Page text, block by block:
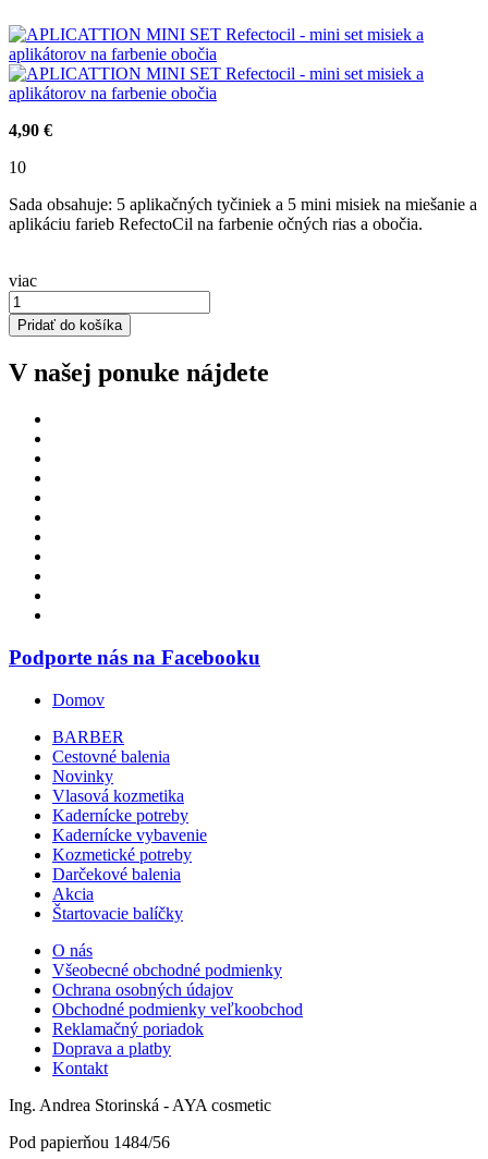
4,90 €
10
Sada obsahuje: 5 aplikačných tyčiniek a 5 mini misiek na miešanie a
aplikáciu farieb RefectoCil na farbenie očných rias a obočia.
viac
Pridať do košíka
V našej ponuke nájdete
Podporte nás na Facebooku
Domov
BARBER
Cestovné balenia
Novinky
Vlasová kozmetika
Kadernícke potreby
Kadernícke vybavenie
Kozmetické potreby
Darčekové balenia
Akcia
Štartovacie balíčky
O nás
Všeobecné obchodné podmienky
Ochrana osobných údajov
Obchodné podmienky veľkoobchod
Reklamačný poriadok
Doprava a platby
Kontakt
Ing. Andrea Storinská - AYA cosmetic
Pod papierňou 1484/56